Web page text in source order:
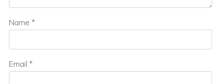
Name *
Email *